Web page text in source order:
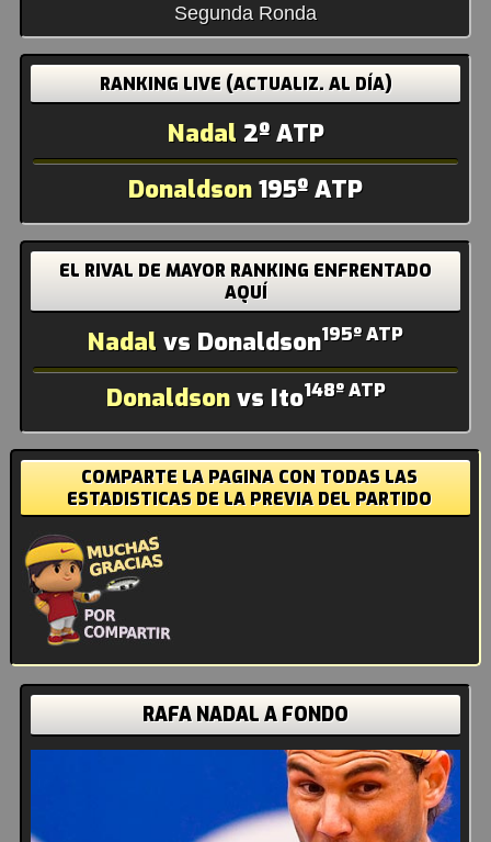
Segunda Ronda
RANKING LIVE (ACTUALIZ. AL DÍA)
Nadal 2º ATP
Donaldson 195º ATP
EL RIVAL DE MAYOR RANKING ENFRENTADO
AQUÍ
Nadal vs Donaldson195º ATP
Donaldson vs Ito148º ATP
COMPARTE LA PAGINA CON TODAS LAS
ESTADISTICAS DE LA PREVIA DEL PARTIDO
RAFA NADAL A FONDO